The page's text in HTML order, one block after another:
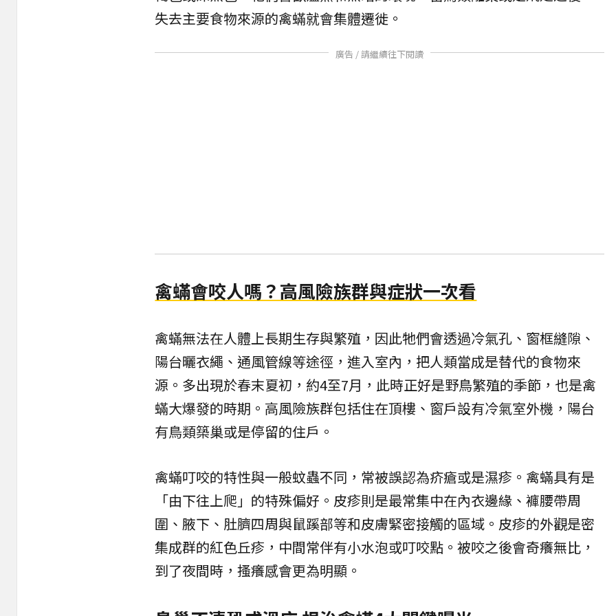
失去主要食物來源的禽蟎就會集體遷徙。
廣告 / 請繼續往下閱讀
禽蟎會咬人嗎？高風險族群與症狀一次看
禽蟎無法在人體上長期生存與繁殖，因此牠們會透過冷氣孔、窗框縫隙、
陽台曬衣繩、通風管線等途徑，進入室內，把人類當成是替代的食物來
源。多出現於春末夏初，約4至7月，此時正好是野鳥繁殖的季節，也是禽
蟎大爆發的時期。高風險族群包括住在頂樓、窗戶設有冷氣室外機，陽台
有鳥類築巢或是停留的住戶。
禽蟎叮咬的特性與一般蚊蟲不同，常被誤認為疥瘡或是濕疹。禽蟎具有是
「由下往上爬」的特殊偏好。皮疹則是最常集中在內衣邊緣、褲腰帶周
圍、腋下、肚臍四周與鼠蹊部等和皮膚緊密接觸的區域。皮疹的外觀是密
集成群的紅色丘疹，中間常伴有小水泡或叮咬點。被咬之後會奇癢無比，
到了夜間時，搔癢感會更為明顯。